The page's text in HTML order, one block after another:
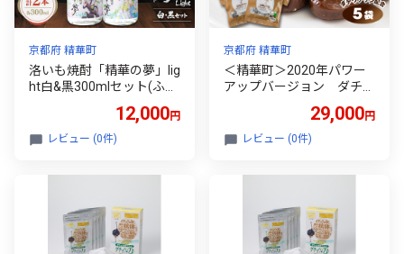
京都府 精華町
洛いも焼酎「精華の夢」lig
ht白&黒300mlセット(ふる
ト)【1283451】12,000円
レビュー (0件)
京都府 精華町
＜精華町＞2020年パワー
アップバージョン ダチョ
ット〉【1276754】29,000円
レビュー (0件)